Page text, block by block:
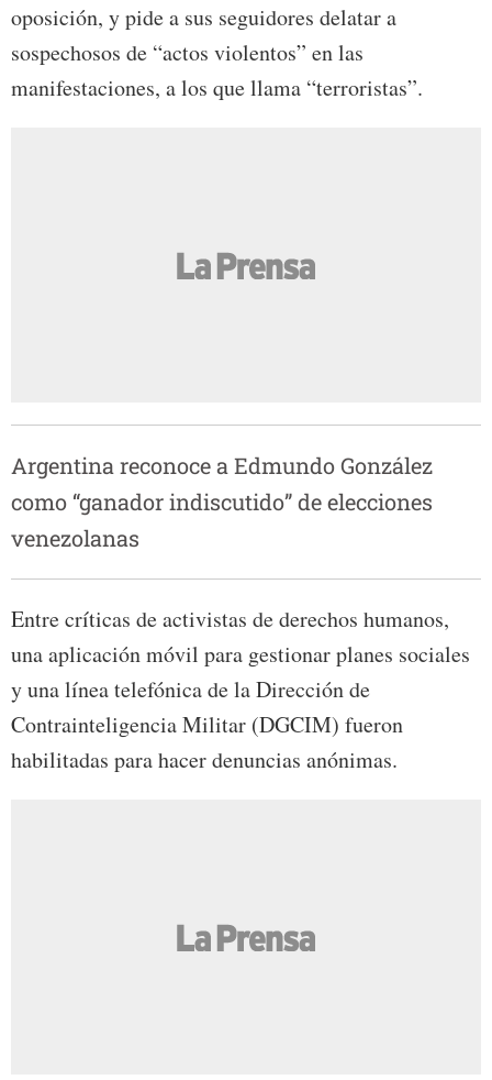
oposición, y pide a sus seguidores delatar a
sospechosos de “actos violentos” en las
manifestaciones, a los que llama “terroristas”.
Argentina reconoce a Edmundo González
como “ganador indiscutido” de elecciones
venezolanas
Entre críticas de activistas de derechos humanos,
una aplicación móvil para gestionar planes sociales
y una línea telefónica de la Dirección de
Contrainteligencia Militar (DGCIM) fueron
habilitadas para hacer denuncias anónimas.